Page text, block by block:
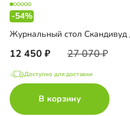
-54%
12 450 27 070
Доступно для доставки
В корзину